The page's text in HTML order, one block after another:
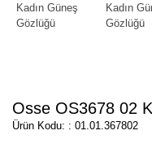
Osse OS3678 02
Ürün Kodu: : 01.01.367802